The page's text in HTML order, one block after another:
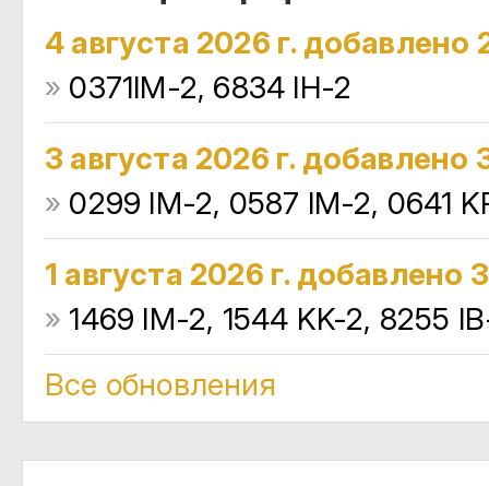
4 августа 2026 г. добавлено
» 0371IM-2, 6834 IH-2
3 августа 2026 г. добавлено
» 0299 IM-2, 0587 IM-2, 0641
1 августа 2026 г. добавлено
» 1469 IM-2, 1544 KK-2, 8255
Все обновления